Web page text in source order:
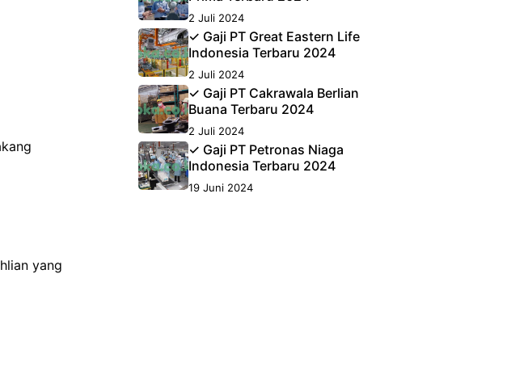
yang
2 Juli 2024
✓ Gaji PT Great Eastern Life
Indonesia Terbaru 2024
2 Juli 2024
✓ Gaji PT Cakrawala Berlian
Buana Terbaru 2024
2 Juli 2024
✓ Gaji PT Petronas Niaga
Indonesia Terbaru 2024
19 Juni 2024